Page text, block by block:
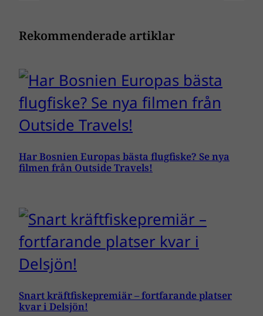
Rekommenderade artiklar
Har Bosnien Europas bästa flugfiske? Se nya
filmen från Outside Travels!
Snart kräftfiskepremiär – fortfarande platser
kvar i Delsjön!